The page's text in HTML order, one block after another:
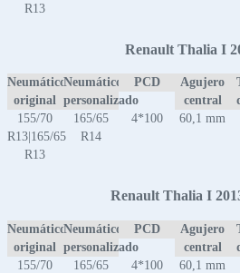
R13
Renault Thalia I
Neumático
original
Neumático
personalizado
PCD
Agujero
central
155/70
R13|165/65
R13
165/65
R14
4*100 60,1 mm
Renault Thalia I
Neumático
original
Neumático
personalizado
PCD
Agujero
central
155/70
165/65
4*100 60,1 mm